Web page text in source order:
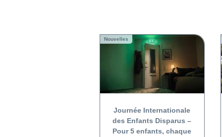
Nouvelles
Journée Internationale
des Enfants Disparus –
Pour 5 enfants, chaque